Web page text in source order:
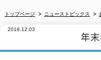
トップページ ニューストピックス
2018.12.03
年